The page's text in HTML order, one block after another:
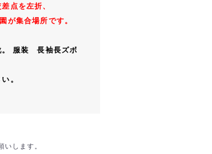
点を左折、
が集合場所です。
。 服装 長袖長ズボ
。
します。